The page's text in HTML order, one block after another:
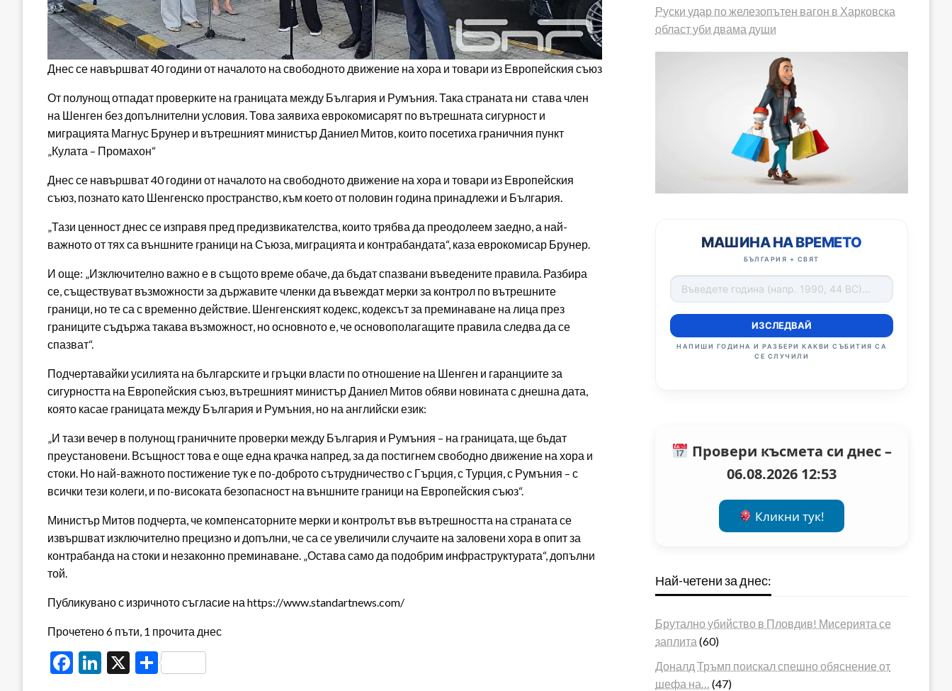
Днес се навършват 40 години от началото на свободното движение на хора и товари из Европейския съюз
От полунощ отпадат проверките на границата между България и Румъния. Така страната ни става член
на Шенген без допълнителни условия. Това заявиха еврокомисарят по вътрешната сигурност и
миграцията Магнус Брунер и вътрешният министър Даниел Митов, които посетиха граничния пункт
„Кулата – Промахон“
Днес се навършват 40 години от началото на свободното движение на хора и товари из Европейския
съюз, познато като Шенгенско пространство, към което от половин година принадлежи и България.
„Тази ценност днес се изправя пред предизвикателства, които трябва да преодолеем заедно, а най-
важното от тях са външните граници на Съюза, миграцията и контрабандата“, каза еврокомисар Брунер.
И още: „Изключително важно е в същото време обаче, да бъдат спазвани въведените правила. Разбира
се, съществуват възможности за държавите членки да въвеждат мерки за контрол по вътрешните
граници, но те са с временно действие. Шенгенският кодекс, кодексът за преминаване на лица през
границите съдържа такава възможност, но основното е, че основополагащите правила следва да се
спазват“.
Подчертавайки усилията на българските и гръцки власти по отношение на Шенген и гаранциите за
сигурността на Европейския съюз, вътрешният министър Даниел Митов обяви новината с днешна дата,
която касае границата между България и Румъния, но на английски език:
„И тази вечер в полунощ граничните проверки между България и Румъния – на границата, ще бъдат
преустановени. Всъщност това е още една крачка напред, за да постигнем свободно движение на хора и
стоки. Но най-важното постижение тук е по-доброто сътрудничество с Гърция, с Турция, с Румъния – с
всички тези колеги, и по-високата безопасност на външните граници на Европейския съюз“.
Министър Митов подчерта, че компенсаторните мерки и контролът във вътрешността на страната се
извършват изключително прецизно и допълни, че са се увеличили случаите на заловени хора в опит за
контрабанда на стоки и незаконно преминаване. „Остава само да подобрим инфраструктурата“, допълни
той.
Публикувано с изричното съгласие на https://www.standartnews.com/
Прочетено 6 пъти, 1 прочита днес
Facebook
LinkedIn
X Share
Руски удар по железопътен вагон в Харковска
област уби двама души
МАШИНА НА ВРЕМЕТО
БЪЛГАРИЯ + СВЯТ
ИЗСЛЕДВАЙ
НАПИШИ ГОДИНА И РАЗБЕРИ КАКВИ СЪБИТИЯ СА
СЕ СЛУЧИЛИ
Провери късмета си днес –
06.08.2026 12:53
Кликни тук!
Най-четени за днес:
Брутално убийство в Пловдив! Мисерията се
заплита (60)
Доналд Тръмп поискал спешно обяснение от
шефа на…
(47)